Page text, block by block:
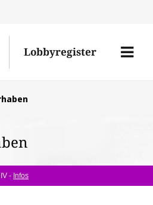
Lobbyregister
Menü
- Infos